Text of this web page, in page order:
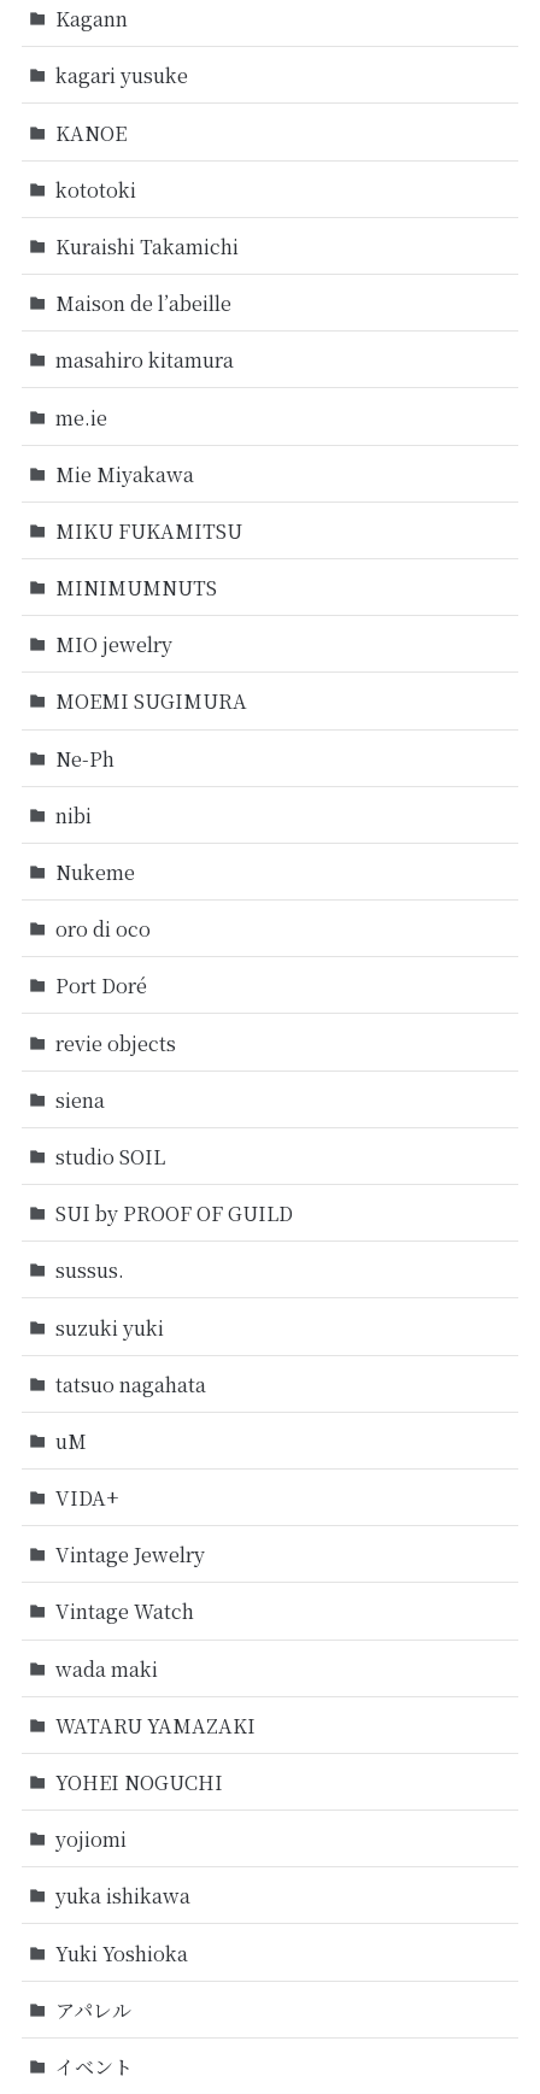
Kagann
kagari yusuke
KANOE
kototoki
Kuraishi Takamichi
Maison de l’abeille
masahiro kitamura
me.ie
Mie Miyakawa
MIKU FUKAMITSU
MINIMUMNUTS
MIO jewelry
MOEMI SUGIMURA
Ne-Ph
nibi
Nukeme
oro di oco
Port Doré
revie objects
siena
studio SOIL
SUI by PROOF OF GUILD
sussus.
suzuki yuki
tatsuo nagahata
uM
VIDA+
Vintage Jewelry
Vintage Watch
wada maki
WATARU YAMAZAKI
YOHEI NOGUCHI
yojiomi
yuka ishikawa
Yuki Yoshioka
アパレル
イベント